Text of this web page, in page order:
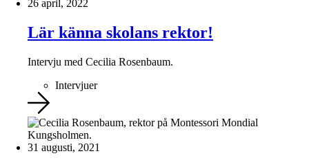
26 april, 2022
Lär känna skolans rektor!
Intervju med Cecilia Rosenbaum.
Intervjuer
31 augusti, 2021